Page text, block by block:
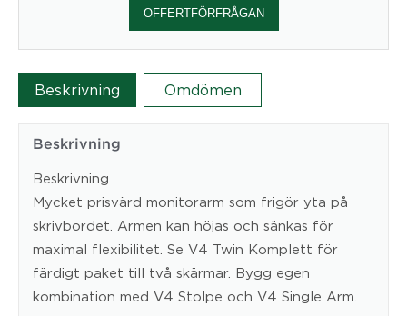
OFFERTFÖRFRÅGAN
Beskrivning Omdömen
Beskrivning
Beskrivning
Mycket prisvärd monitorarm som frigör yta på
skrivbordet. Armen kan höjas och sänkas för
maximal flexibilitet. Se V4 Twin Komplett för
färdigt paket till två skärmar. Bygg egen
kombination med V4 Stolpe och V4 Single Arm.